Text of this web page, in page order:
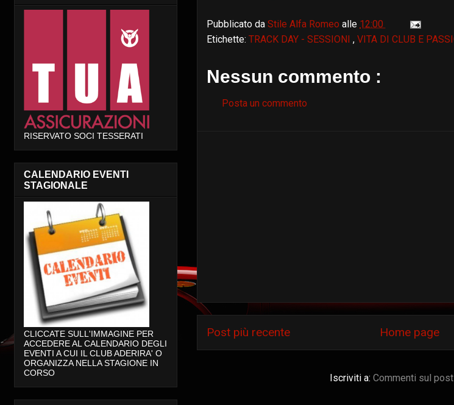
Pubblicato da Stile Alfa Romeo alle 12:00
Etichette: TRACK DAY - SESSIONI , VITA DI CLUB E
Nessun commento :
Posta un commento
Post più recente Home page
Iscriviti a: Commenti sul
RISERVATO SOCI TESSERATI
CALENDARIO EVENTI
STAGIONALE
CLICCATE SULL'IMMAGINE PER
ACCEDERE AL CALENDARIO DEGLI
EVENTI A CUI IL CLUB ADERIRA' O
ORGANIZZA NELLA STAGIONE IN
CORSO